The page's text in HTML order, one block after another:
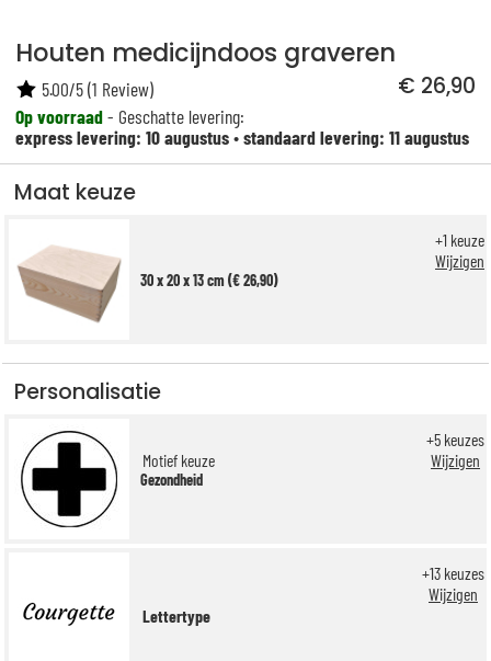
Houten medicijndoos graveren
€ 26,90
Op voorraad- Geschatte levering:
express levering: 10 augustus•standaard levering: 11 augustus
5.00/5(1 Review)
Maat keuze
30 x 20 x 13 cm (€ 26,90)
+1 keuze
Wijzigen
Personalisatie
Motief keuze
Gezondheid
+5 keuzes
Wijzigen
Lettertype
+13 keuzes
Wijzigen